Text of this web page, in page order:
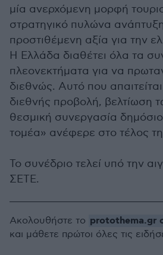
μία ανερχόμενη μορφή
στρατηγικό πυλώνα
προστιθέμενη αξία για την
Η Ελλάδα διαθέτει όλα τα
πλεονεκτήματα για να
διεθνώς. Αυτό που
διεθνής προβολή, βελτίωση
θεσμική συνεργασία
τομέα» ανέφερε στο τέλος
Το συνέδριο τελεί υπό την
ΣΕΤΕ.
Ακολουθήστε το protothema.gr
και μάθετε πρώτοι όλες τις